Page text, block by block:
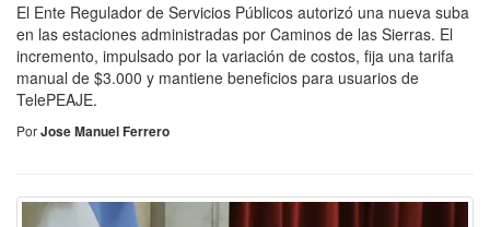
El Ente Regulador de Servicios Públicos autorizó una nueva suba
en las estaciones administradas por Caminos de las Sierras. El
incremento, impulsado por la variación de costos, fija una tarifa
manual de $3.000 y mantiene beneficios para usuarios de
TelePEAJE.
PorJose Manuel Ferrero